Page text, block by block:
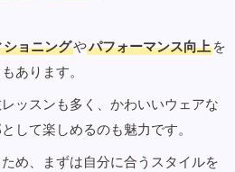
ョニングやパフォーマンス向上 を
あります。
ッスンも多く、かわいいウェアな
して楽しめるのも魅力です。
め、まずは自分に合うスタイルを